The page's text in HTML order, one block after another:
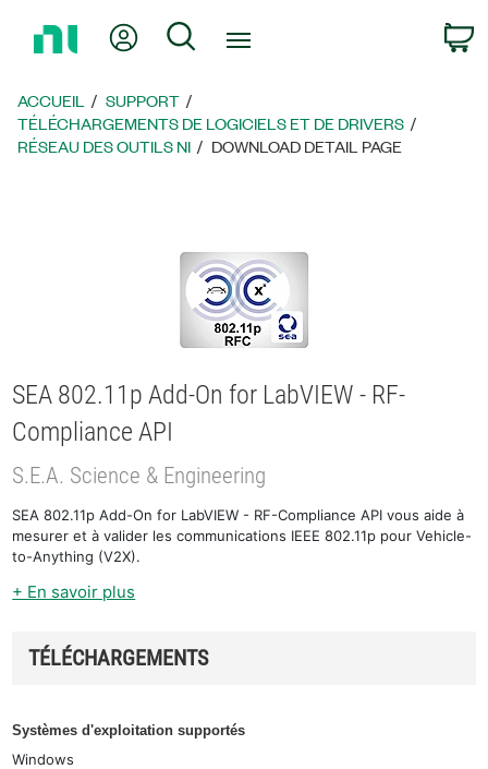
page
d’accueil
Mon compteRechercher
ACCUEIL
SUPPORT
TÉLÉCHARGEMENTS DE LOGICIELS ET DE DRIVERS
RÉSEAU DES OUTILS NI
DOWNLOAD DETAIL PAGE
SEA 802.11p Add-On for LabVIEW - RF-
Compliance API
S.E.A. Science & Engineering
SEA 802.11p Add-On for LabVIEW - RF-Compliance API vous aide à
mesurer et à valider les communications IEEE 802.11p pour Vehicle-
to-Anything (V2X).
+ En savoir plus
TÉLÉCHARGEMENTS
Systèmes d'exploitation supportés
Windows